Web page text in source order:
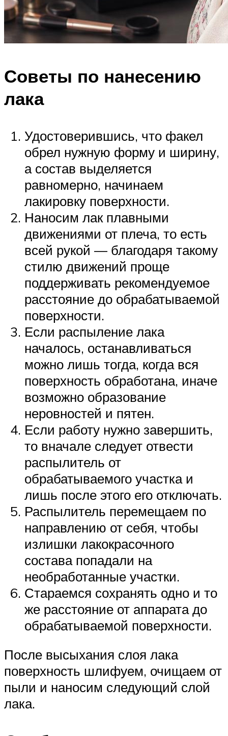
Советы по нанесению
лака
Удостоверившись, что факел
обрел нужную форму и ширину,
а состав выделяется
равномерно, начинаем
лакировку поверхности.
Наносим лак плавными
движениями от плеча, то есть
всей рукой — благодаря такому
стилю движений проще
поддерживать рекомендуемое
расстояние до обрабатываемой
поверхности.
Если распыление лака
началось, останавливаться
можно лишь тогда, когда вся
поверхность обработана, иначе
возможно образование
неровностей и пятен.
Если работу нужно завершить,
то вначале следует отвести
распылитель от
обрабатываемого участка и
лишь после этого его отключать.
Распылитель перемещаем по
направлению от себя, чтобы
излишки лакокрасочного
состава попадали на
необработанные участки.
Стараемся сохранять одно и то
же расстояние от аппарата до
обрабатываемой поверхности.
После высыхания слоя лака
поверхность шлифуем, очищаем от
пыли и наносим следующий слой
лака.